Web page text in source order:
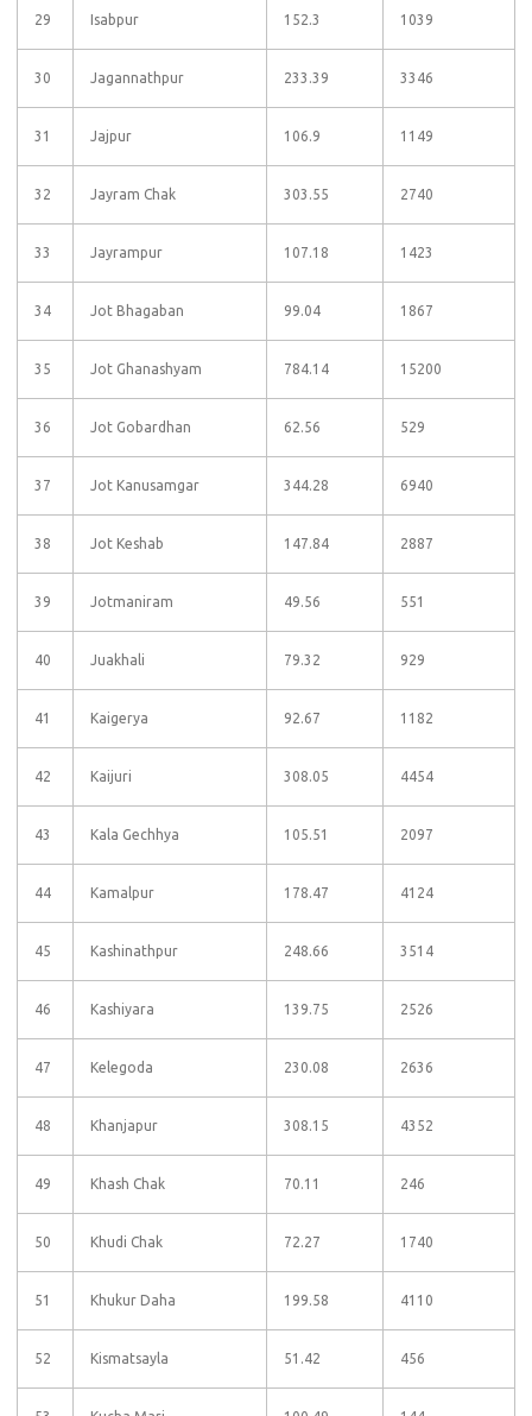
29 Isabpur 152.3 1039
30 Jagannathpur 233.39 3346
31 Jajpur 106.9 1149
32 Jayram Chak 303.55 2740
33 Jayrampur 107.18 1423
34 Jot Bhagaban 99.04 1867
35 Jot Ghanashyam 784.14 15200
36 Jot Gobardhan 62.56 529
37 Jot Kanusamgar 344.28 6940
38 Jot Keshab 147.84 2887
39 Jotmaniram 49.56 551
40 Juakhali 79.32 929
41 Kaigerya 92.67 1182
42 Kaijuri 308.05 4454
43 Kala Gechhya 105.51 2097
44 Kamalpur 178.47 4124
45 Kashinathpur 248.66 3514
46 Kashiyara 139.75 2526
47 Kelegoda 230.08 2636
48 Khanjapur 308.15 4352
49 Khash Chak 70.11 246
50 Khudi Chak 72.27 1740
51 Khukur Daha 199.58 4110
52 Kismatsayla 51.42 456